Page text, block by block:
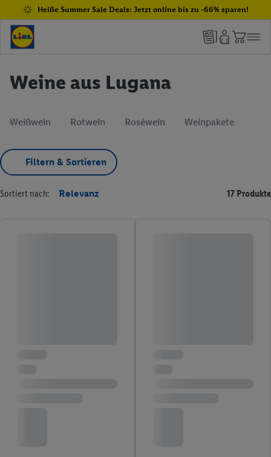
Heiße Summer Sale Deals: Jetzt online bis zu -66% sparen!
Weine aus Lugana
Weißwein Rotwein Roséwein Weinpakete
Filtern & Sortieren
Sortiert nach: Relevanz 17 Produkte